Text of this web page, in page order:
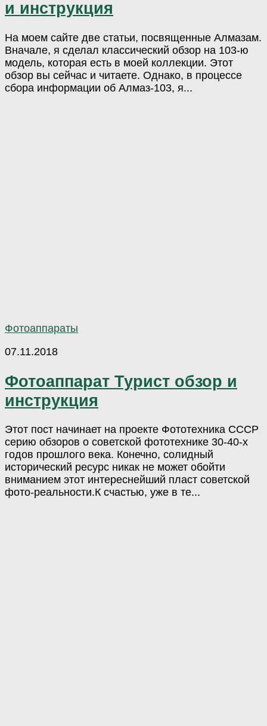
и инструкция
На моем сайте две статьи, посвященные Алмазам.
Вначале, я сделал классический обзор на 103-ю
модель, которая есть в моей коллекции. Этот
обзор вы сейчас и читаете. Однако, в процессе
сбора информации об Алмаз-103, я...
Фотоаппараты
07.11.2018
Фотоаппарат Турист обзор и
инструкция
Этот пост начинает на проекте Фототехника СССР
серию обзоров о советской фототехнике 30-40-х
годов прошлого века. Конечно, солидный
исторический ресурс никак не может обойти
вниманием этот интереснейший пласт советской
фото-реальности.К счастью, уже в те...